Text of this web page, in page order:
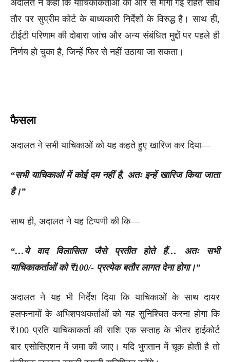
अदालत ने कहा कि याचिकाकर्ताओं की ओर से मांगी गई राहत सीधे
तौर पर सुप्रीम कोर्ट के बाध्यकारी निर्देशों के विरुद्ध है। साथ ही,
टीईटी परिणाम की दोबारा जांच और अन्य संबंधित मुद्दों पर पहले ही
निर्णय हो चुका है, जिन्हें फिर से नहीं उठाया जा सकता।
फैसला
अदालत ने सभी याचिकाओं को यह कहते हुए खारिज कर दिया—
“सभी याचिकाओं में कोई दम नहीं है, अतः इन्हें खारिज किया जाता
है।”
साथ ही, अदालत ने यह टिप्पणी की कि—
“…ये वाद विलासिता जैसे प्रतीत होते हैं… अतः सभी
याचिकाकर्ताओं को ₹100/- प्रत्येक बतौर लागत देना होगा।”
अदालत ने यह भी निर्देश दिया कि याचिकाओं के साथ दायर
हलफनामों के अभिशपथकर्ताओं को यह सुनिश्चित करना होगा कि
₹100 प्रति याचिकाकर्ता की राशि एक सप्ताह के भीतर हाईकोर्ट
बार एसोसिएशन में जमा की जाए। यदि भुगतान में चूक होती है तो